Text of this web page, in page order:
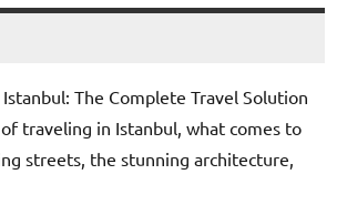
The Complete Travel Solution
traveling in Istanbul, what comes to
streets, the stunning architecture,